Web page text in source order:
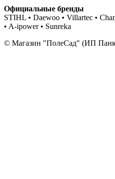
Официальные бренды
STIHL • Daewoo • Villartec •
• A-ipower • Sunreka
© Магазин "ПолеСад" (ИП